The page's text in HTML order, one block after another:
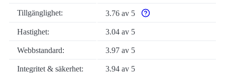
Tillgänglighet: 3.76 av 5
Varför enbart
Hastighet:
3.04 av 5
Webbstandard: 3.97 av 5
Integritet & säkerhet: 3.94 av 5